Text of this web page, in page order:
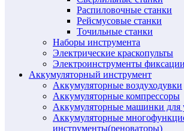
Распиловочные станки
Рейсмусовые станки
Точильные станки
Наборы инструмента
Электрические краскопульты
Электроинструменты фиксации
Аккумуляторный инструмент
Аккумуляторные воздуходувки
Аккумуляторные компрессоры
Аккумуляторные машинки для
Аккумуляторные
инструменты(реноваторы)